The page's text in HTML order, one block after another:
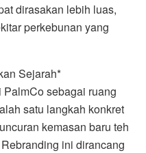
dirasakan lebih luas,
perkebunan yang
Sejarah*
sebagai ruang
satu langkah konkret
kemasan baru teh
ini dirancang